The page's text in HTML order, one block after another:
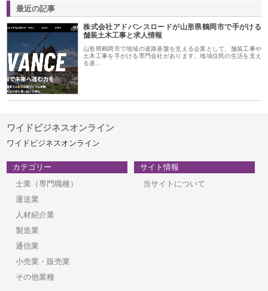
最近の記事
株式会社アドバンスロードが山形県鶴岡市で手がける
舗装土木工事と求人情報
山形県鶴岡市で地域の道路基盤を支える企業として、舗装工事や
土木工事を手がける専門会社があります。地域住民の生活を支え
る道…
ワイドビジネスオンライン
ワイドビジネスオンライン
カテゴリー
士業（専門職種）
運送業
人材紹介業
製造業
通信業
小売業・販売業
その他業種
サイト情報
当サイトについて